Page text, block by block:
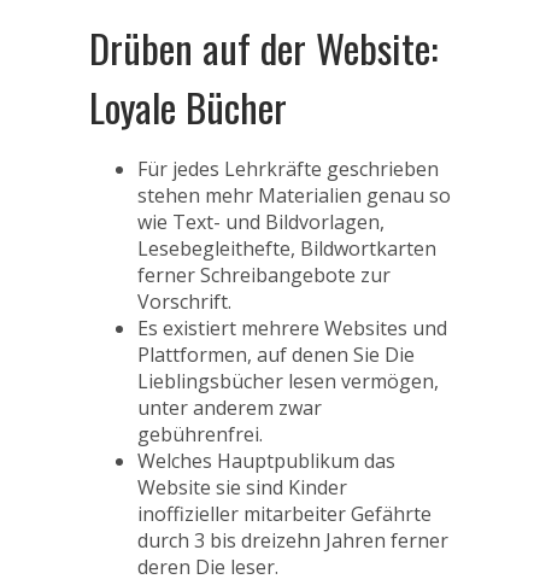
Drüben auf der Website:
Loyale Bücher
Für jedes Lehrkräfte geschrieben
stehen mehr Materialien genau so
wie Text- und Bildvorlagen,
Lesebegleithefte, Bildwortkarten
ferner Schreibangebote zur
Vorschrift.
Es existiert mehrere Websites und
Plattformen, auf denen Sie Die
Lieblingsbücher lesen vermögen,
unter anderem zwar
gebührenfrei.
Welches Hauptpublikum das
Website sie sind Kinder
inoffizieller mitarbeiter Gefährte
durch 3 bis dreizehn Jahren ferner
deren Die leser.